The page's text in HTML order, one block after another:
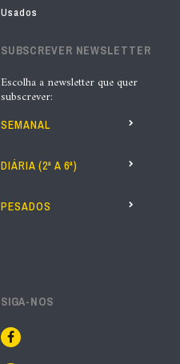
Usados
SUBSCREVER NEWSLETTER
Escolha a newsletter que quer
subscrever:
SEMANAL
DIÁRIA (2ª A 6ª)
PESADOS
SIGA-NOS